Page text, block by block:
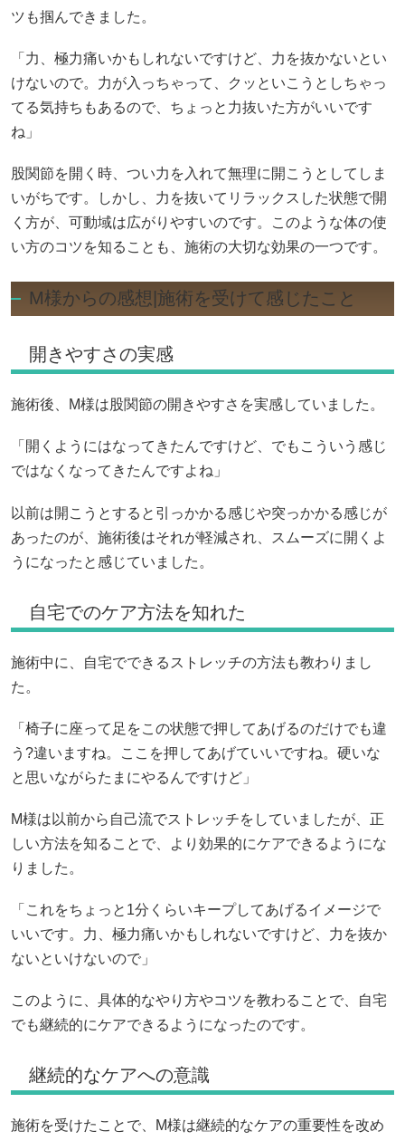
ツも掴んできました。
「力、極力痛いかもしれないですけど、力を抜かないとい
けないので。力が入っちゃって、クッといこうとしちゃっ
てる気持ちもあるので、ちょっと力抜いた方がいいです
ね」
股関節を開く時、つい力を入れて無理に開こうとしてしま
いがちです。しかし、力を抜いてリラックスした状態で開
く方が、可動域は広がりやすいのです。このような体の使
い方のコツを知ることも、施術の大切な効果の一つです。
M様からの感想|施術を受けて感じたこと
開きやすさの実感
施術後、M様は股関節の開きやすさを実感していました。
「開くようにはなってきたんですけど、でもこういう感じ
ではなくなってきたんですよね」
以前は開こうとすると引っかかる感じや突っかかる感じが
あったのが、施術後はそれが軽減され、スムーズに開くよ
うになったと感じていました。
自宅でのケア方法を知れた
施術中に、自宅でできるストレッチの方法も教わりまし
た。
「椅子に座って足をこの状態で押してあげるのだけでも違
う?違いますね。ここを押してあげていいですね。硬いな
と思いながらたまにやるんですけど」
M様は以前から自己流でストレッチをしていましたが、正
しい方法を知ることで、より効果的にケアできるようにな
りました。
「これをちょっと1分くらいキープしてあげるイメージで
いいです。力、極力痛いかもしれないですけど、力を抜か
ないといけないので」
このように、具体的なやり方やコツを教わることで、自宅
でも継続的にケアできるようになったのです。
継続的なケアへの意識
施術を受けたことで、M様は継続的なケアの重要性を改め